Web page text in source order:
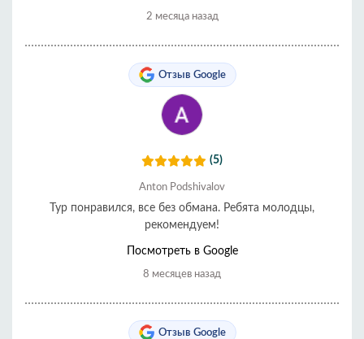
2 месяца назад
Отзыв Google
(5)
Anton Podshivalov
Тур понравился, все без обмана. Ребята молодцы,
рекомендуем!
Посмотреть в Google
8 месяцев назад
Отзыв Google